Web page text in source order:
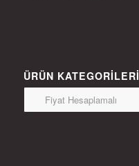
ÜRÜN KATEGORILERI